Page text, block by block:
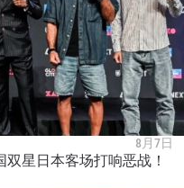
8月7日
双星日本客场打响恶战！